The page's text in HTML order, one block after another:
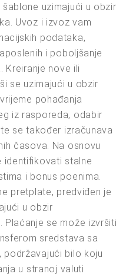
uzimajući u obzir
Uvoz i izvoz vam
podataka,
i poboljšanje
Kreiranje nove ili
se uzimajući u obzir
pohađanja
iz rasporeda, odabir
se također izračunava
časova. Na osnovu
identifikovati stalne
i bonus poenima.
pretplate, predviđen je
u obzir
Plaćanje se može izvršiti
sredstava sa
podržavajući bilo koju
u stranoj valuti